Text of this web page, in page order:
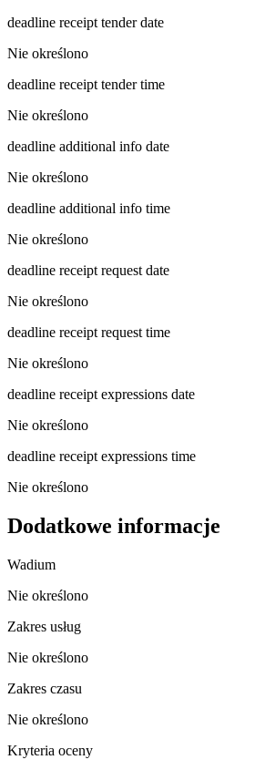
deadline receipt tender date
Nie określono
deadline receipt tender time
Nie określono
deadline additional info date
Nie określono
deadline additional info time
Nie określono
deadline receipt request date
Nie określono
deadline receipt request time
Nie określono
deadline receipt expressions date
Nie określono
deadline receipt expressions time
Nie określono
Dodatkowe informacje
Wadium
Nie określono
Zakres usług
Nie określono
Zakres czasu
Nie określono
Kryteria oceny